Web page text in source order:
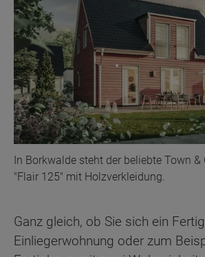
In Borkwalde steht der beliebte Town
"Flair 125" mit Holzverkleidung.
Ganz gleich, ob Sie sich ein
Einliegerwohnung oder zum